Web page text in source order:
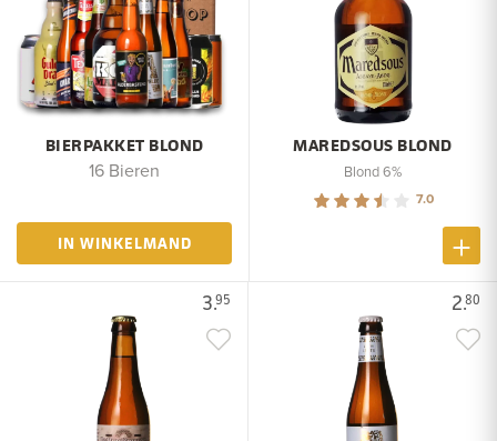
BIERPAKKET BLOND
16 Bieren
IN WINKELMAND
MAREDSOUS BLOND
Blond 6%
7.0
3.95 2.80